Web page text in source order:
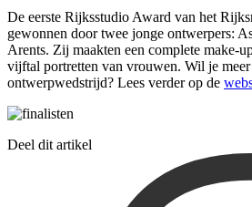
De eerste Rijksstudio Award van het
gewonnen door twee jonge ontwerpers:
Arents. Zij maakten een complete make-
vijftal portretten van vrouwen. Wil je
ontwerpwedstrijd? Lees verder op de
Deel dit artikel